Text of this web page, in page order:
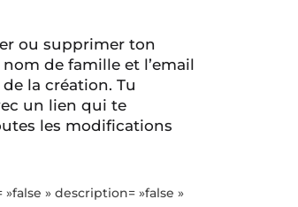
ou supprimer ton
de famille et l’email
la création. Tu
un lien qui te
les modifications
»false » description= »false »